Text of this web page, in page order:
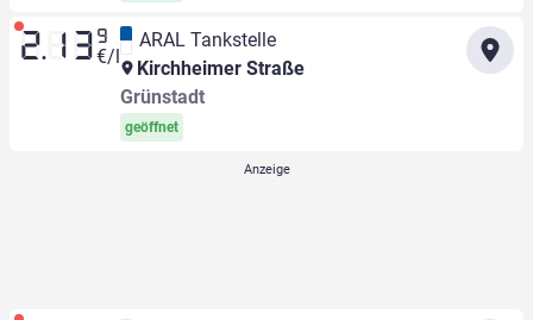
2.13 9
€/l
ARAL Tankstelle
Kirchheimer Straße
Grünstadt
geöffnet